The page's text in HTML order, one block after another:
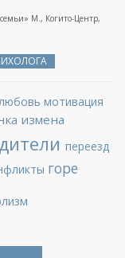
М., Когито-Центр,
мотивация
измена
переезд
горе